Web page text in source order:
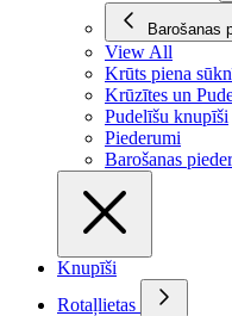
Barošanas
View All
Krūts piena
Krūzītes un
Pudelīšu knupīši
Piederumi
Barošanas
Knupīši
Rotaļlietas